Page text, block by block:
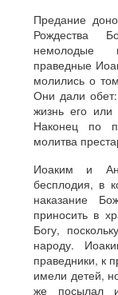
Предание
Рождества
немолодые
праведные
молились о
Они дали
жизнь его
Наконец по
молитва
Иоаким и
бесплодия, в
наказание
приносить в
Богу,
народу.
праведники, к
имели детей,
же посылал